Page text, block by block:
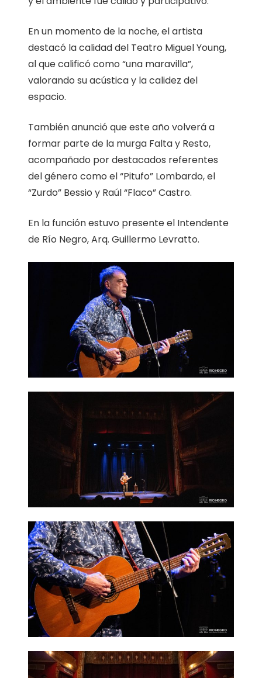
En un momento de la noche, el artista
destacó la calidad del Teatro Miguel Young,
al que calificó como “una maravilla”,
valorando su acústica y la calidez del
espacio.
También anunció que este año volverá a
formar parte de la murga Falta y Resto,
acompañado por destacados referentes
del género como el “Pitufo” Lombardo, el
“Zurdo” Bessio y Raúl “Flaco” Castro.
En la función estuvo presente el Intendente
de Río Negro, Arq. Guillermo Levratto.